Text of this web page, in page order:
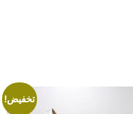
تخفيض!